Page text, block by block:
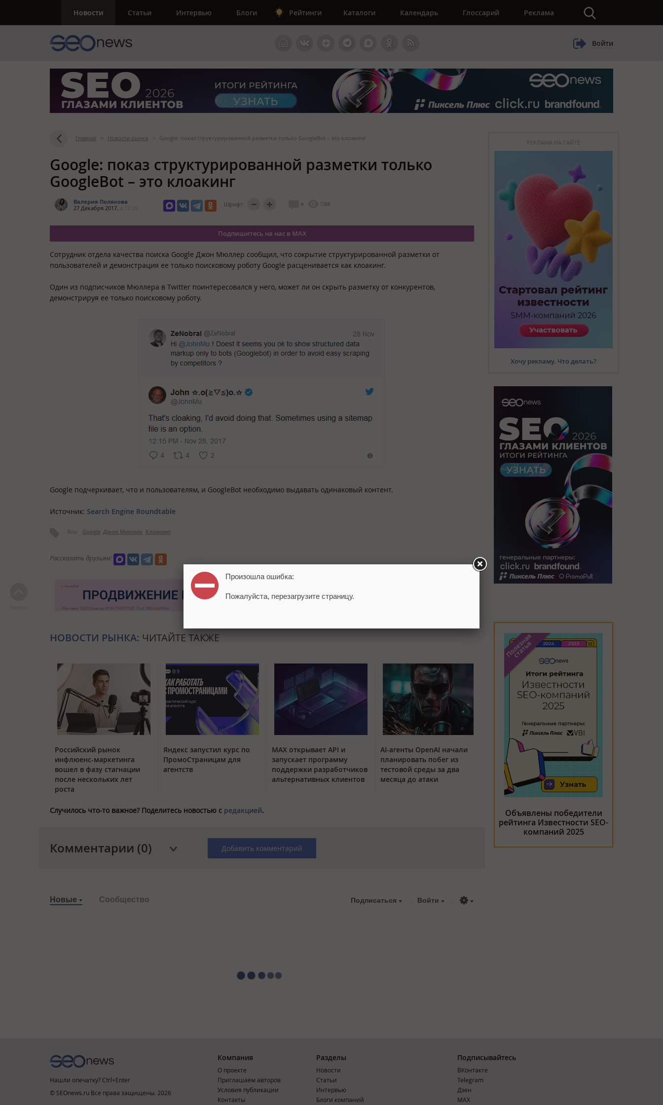
Новости Статьи Интервью Блоги Рейтинги Каталоги Календарь Глоссарий Реклама
Войти
Главная > Новости рынка > Google: показ структурированной разметки только GoogleBot – это клоакинг
Google: показ структурированной разметки только
GoogleBot – это клоакинг
Валерия Полякова
27 Декабря 2017,
Шрифт: 0 7268
Подпишитесь на нас в MAX
Сотрудник отдела качества поиска Google Джон Мюллер сообщил, что сокрытие структурированной разметки от
пользователей и демонстрация ее только поисковому роботу Google расценивается как клоакинг.
Один из подписчиков Мюллера в Twitter поинтересовался у него, может ли он скрыть разметку от конкурентов,
демонстрируя ее только поисковому роботу.
Google подчеркивает, что и пользователям, и GoogleBot необходимо выдавать одинаковый контент.
Источник: Search Engine Roundtable
Теги: Google Джон Мюллер Клоакинг
Рассказать друзьям:
НОВОСТИ РЫНКА: ЧИТАЙТЕ ТАКЖЕ
Российский рынок
инфлюенс-маркетинга
вошел в фазу стагнации
после нескольких лет
роста
Яндекс запустил курс по
ПромоСтраницам для
агентств
MAX открывает API и
запускает программу
поддержки разработчиков
альтернативных клиентов
AI-агенты OpenAI начали
планировать побег из
тестовой среды за два
месяца до атаки
Случилось что-то важное? Поделитесь новостью с редакцией.
Комментарии (0) Добавить комментарий
Новые Сообщество Подписаться Войти
РЕКЛАМА НА САЙТЕ
Хочу рекламу. Что делать?
Объявлены победители
рейтинга Известности SEO-
компаний 2025
Нашли опечатку? Ctrl+Enter
© SEOnews.ru Все права защищены. 2026
Компания
О проекте
Приглашаем авторов
Условия публикации
Контакты
Разделы
Новости
Статьи
Интервью
Блоги компаний
Подписывайтесь
ВКонтакте
Telegram
Дзен
MAX
Произошла ошибка:
Пожалуйста, перезагрузите страницу.